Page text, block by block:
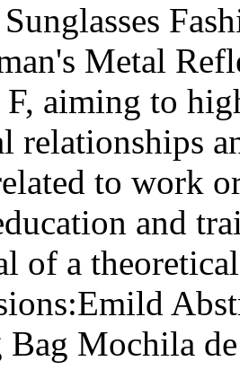
Metal
aiming to
relationships
to work
and
of a
Bag Mochila